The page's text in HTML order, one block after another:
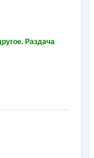
Раздача